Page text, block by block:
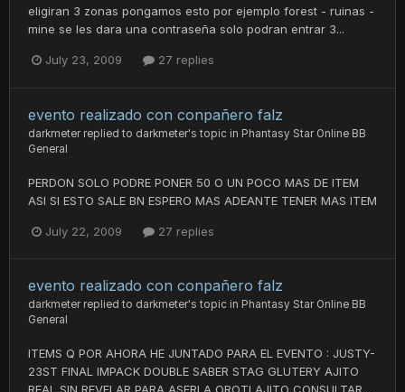
eligiran 3 zonas pongamos esto por ejemplo forest - ruinas -
mine se les dara una contraseña solo podran entrar 3...
July 23, 2009 27 replies
evento realizado con conpañero falz
darkmeter replied to darkmeter's topic in Phantasy Star Online BB
General
PERDON SOLO PODRE PONER 50 O UN POCO MAS DE ITEM
ASI SI ESTO SALE BN ESPERO MAS ADEANTE TENER MAS ITEM
July 22, 2009 27 replies
evento realizado con conpañero falz
darkmeter replied to darkmeter's topic in Phantasy Star Online BB
General
ITEMS Q POR AHORA HE JUNTADO PARA EL EVENTO : JUSTY-
23ST FINAL IMPACK DOUBLE SABER STAG GLUTERY AJITO
REAL SIN REVELAR PARA ASERLA OROTI AJITO CONSULTAR...